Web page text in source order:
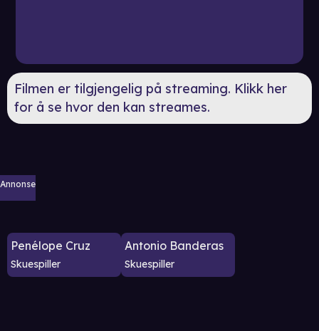
Filmen er tilgjengelig på streaming. Klikk her
for å se hvor den kan streames.
Annonse
Penélope Cruz
Skuespiller
Antonio Banderas
Skuespiller